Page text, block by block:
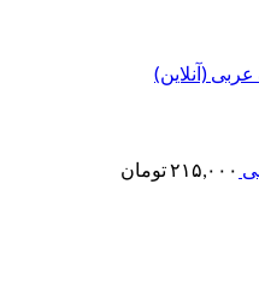
(آنلاین)
۲۱۵,۰۰۰تومان